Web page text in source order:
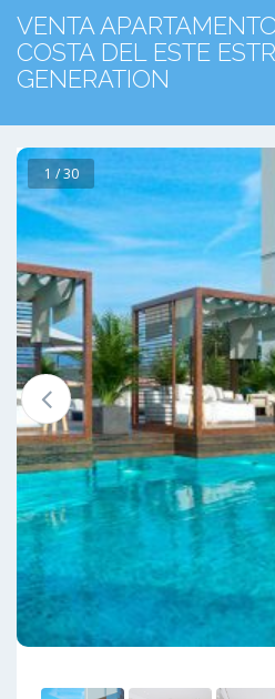
VENTA
COSTA DEL ESTE
GENERATION
1 / 30